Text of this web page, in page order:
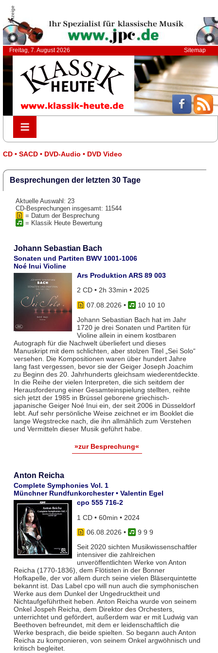
Anzeige
Freitag, 7. August 2026 Sitemap
≡
≡
CD • SACD • DVD-Audio • DVD Video
Besprechungen der letzten 30 Tage
Aktuelle Auswahl: 23
CD-Besprechungen insgesamt: 11544
= Datum der Besprechung
= Klassik Heute Bewertung
Johann Sebastian Bach
Sonaten und Partiten BWV 1001-1006
Noé Inui Violine
Ars Produktion ARS 89 003
2 CD • 2h 33min • 2025
07.08.2026 •
10 10 10
Johann Sebastian Bach hat im Jahr
1720 je drei Sonaten und Partiten für
Violine allein in einem kostbaren
Autograph für die Nachwelt überliefert und dieses
Manuskript mit dem schlichten, aber stolzen Titel „Sei Solo“
versehen. Die Kompositionen waren über hundert Jahre
lang fast vergessen, bevor sie der Geiger Joseph Joachim
zu Beginn des 20. Jahrhunderts gleichsam wiederentdeckte.
In die Reihe der vielen Interpreten, die sich seitdem der
Herausforderung einer Gesamteinspielung stellten, reihte
sich jetzt der 1985 in Brüssel geborene griechisch-
japanische Geiger Noé Inui ein, der seit 2006 in Düsseldorf
lebt. Auf sehr persönliche Weise zeichnet er im Booklet die
lange Wegstrecke nach, die ihn allmählich zum Verstehen
und Vermitteln dieser Musik geführt habe.
»zur Besprechung«
Anton Reicha
Complete Symphonies Vol. 1
Münchner Rundfunkorchester • Valentin Egel
cpo 555 716-2
1 CD • 60min • 2024
06.08.2026 •
9 9 9
Seit 2020 sichten Musikwissenschaftler
intensiver die zahlreichen
unveröffentlichten Werke von Anton
Reicha (1770-1836), dem Flötisten in der Bonner
Hofkapelle, der vor allem durch seine vielen Bläserquintette
bekannt ist. Das Label cpo will nun auch die symphonischen
Werke aus dem Dunkel der Ungedrucktheit und
Nichtaufgeführtheit heben. Anton Reicha wurde von seinem
Onkel Jospeh Reicha, dem Direktor des Orchesters,
unterrichtet und gefördert, außerdem war er mit Ludwig van
Beethoven befreundet, mit dem er leidenschaftlich die
Werke besprach, die beide spielten. So begann auch Anton
Reicha zu komponieren, von seinem Onkel argwöhnisch und
kritisch begleitet.